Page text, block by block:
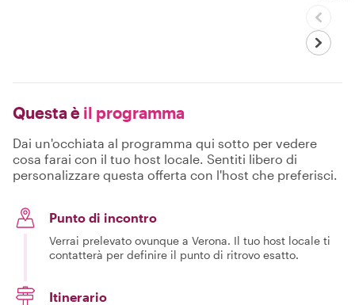
Questa è il programma
Dai un'occhiata al programma qui sotto per vedere
cosa farai con il tuo host locale. Sentiti libero di
personalizzare questa offerta con l'host che preferisci.
Punto di incontro
Verrai prelevato ovunque a Verona. Il tuo host locale ti
contatterà per definire il punto di ritrovo esatto.
Itinerario